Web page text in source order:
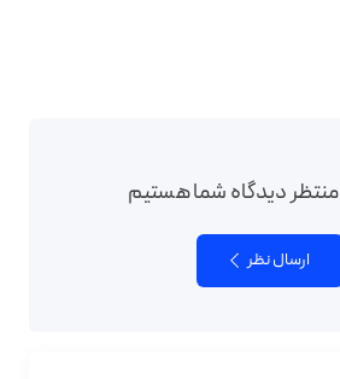
منتظر دیدگاه شما هستیم
ارسال نظر